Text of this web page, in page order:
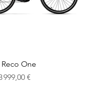
One
promotionnel
999,00 €